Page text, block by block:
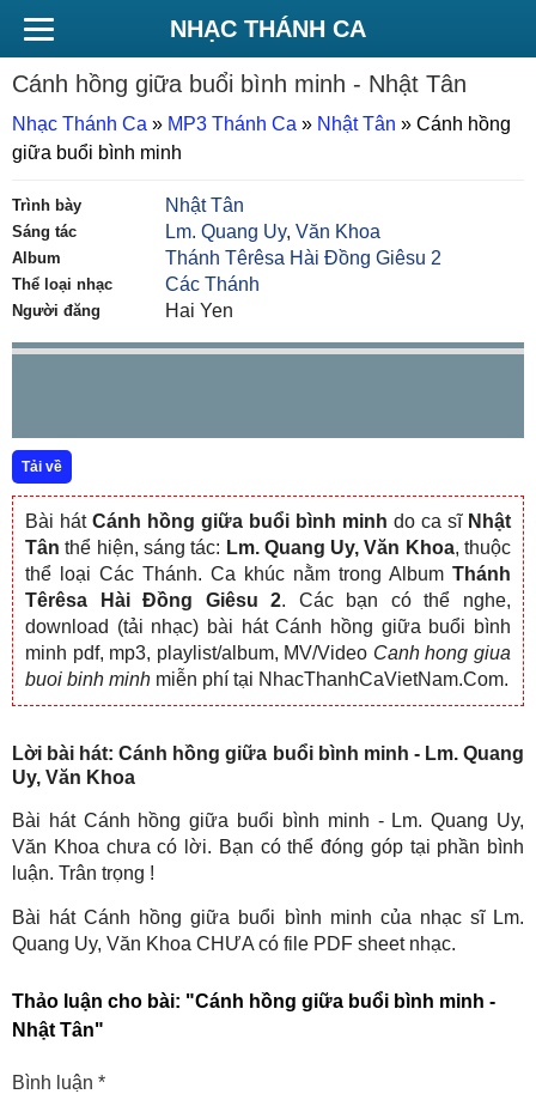
NHẠC THÁNH CA
Cánh hồng giữa buổi bình minh - Nhật Tân
Nhạc Thánh Ca » MP3 Thánh Ca » Nhật Tân » Cánh hồng
giữa buổi bình minh
Trình bày Nhật Tân
Sáng tác Lm. Quang Uy,Văn Khoa
Album Thánh Têrêsa Hài Đồng Giêsu 2
Thể loại nhạc Các Thánh
Người đăng Hai Yen
Tải về
Bài hát Cánh hồng giữa buổi bình minh do ca sĩ Nhật
Tân thể hiện, sáng tác: Lm. Quang Uy, Văn Khoa, thuộc
thể loại Các Thánh. Ca khúc nằm trong Album Thánh
Têrêsa Hài Đồng Giêsu 2. Các bạn có thể nghe,
download (tải nhạc) bài hát Cánh hồng giữa buổi bình
minh pdf, mp3, playlist/album, MV/Video Canh hong giua
buoi binh minh miễn phí tại NhacThanhCaVietNam.Com.
Lời bài hát: Cánh hồng giữa buổi bình minh - Lm. Quang
Uy, Văn Khoa
Bài hát Cánh hồng giữa buổi bình minh - Lm. Quang Uy,
Văn Khoa chưa có lời. Bạn có thể đóng góp tại phần bình
luận. Trân trọng !
Bài hát Cánh hồng giữa buổi bình minh của nhạc sĩ Lm.
Quang Uy, Văn Khoa CHƯA có file PDF sheet nhạc.
Thảo luận cho bài: "Cánh hồng giữa buổi bình minh -
Nhật Tân"
Bình luận *